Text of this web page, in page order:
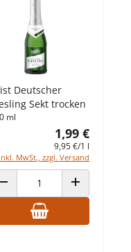
Deutscher
Sekt trocken
ml
1,99 €
9,95 €/1 l
inkl. MwSt., zzgl. Versand
ANZAHL VERRINGERNANZAHL